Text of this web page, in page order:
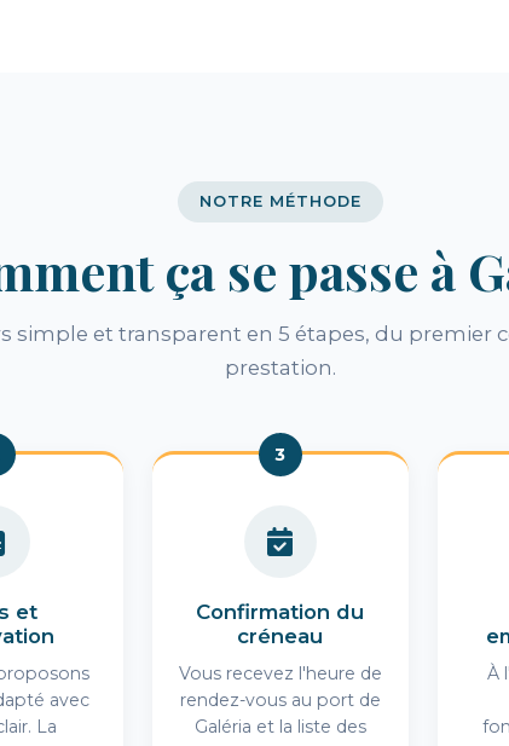
NOTRE MÉTHODE
ça se passe à
simple et transparent en 5 étapes, du premier
prestation.
et
avec
La
3
Confirmation du
créneau
Vous recevez l'heure de
rendez-vous au port de
Galéria et la liste des
À